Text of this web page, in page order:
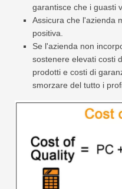
garantisce che i guasti
Assicura che l'azienda
positiva.
Se l'azienda non
sostenere elevati costi
prodotti e costi di
smorzare del tutto i